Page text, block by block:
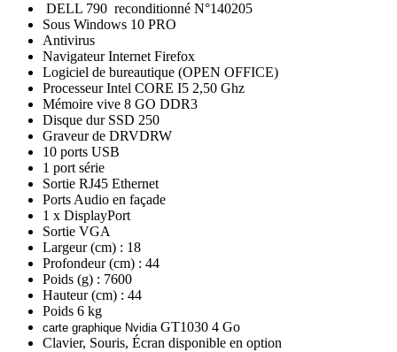
DELL 790 reconditionné N°140205
Sous Windows 10 PRO
Antivirus
Navigateur Internet Firefox
Logiciel de bureautique (OPEN OFFICE)
Processeur Intel CORE I5 2,50 Ghz
Mémoire vive 8 GO DDR3
Disque dur SSD 250
Graveur de DRVDRW
10 ports USB
1 port série
Sortie RJ45 Ethernet
Ports Audio en façade
1 x DisplayPort
Sortie VGA
Largeur (cm) : 18
Profondeur (cm) : 44
Poids (g) : 7600
Hauteur (cm) : 44
Poids 6 kg
carte graphique NvidiaGT1030 4 Go
Clavier, Souris, Écran disponible en option